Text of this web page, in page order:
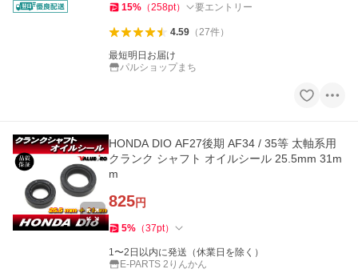
15% （258pt） 要エントリー
4.59（27件）
最短明日お届け
パルショップまち
HONDA DIO AF27後期 AF34 / 35等 太軸系用
クランク シャフト オイルシール 25.5mm 31m
m
825円
5% （37pt）
1〜2日以内に発送（休業日を除く）
E-PARTS 2りんかん